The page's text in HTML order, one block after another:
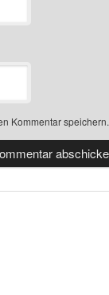
Kommentar speichern.